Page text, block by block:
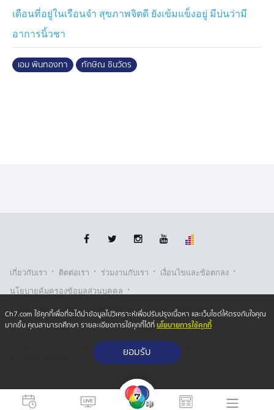
ขณะเดียวกันทนายได้มีการแจ้งขั้นตอนหลังได้รับ
พระราชทานอภัยโทษหรือไม่ นางสาวพินทองทากล่าวว่า
คาดว่าจะต้องรอเรื่องอย่างเป็นทางการก่อน
นางสาวพินทองทายังกล่าวด้วยว่าภายในครอบครัวได้มีการ
เดือนที่อยู่ในเรือนจำ สุขภาพจิตดี ยังเข้มแข็งอยู่ มีบ่นว่ามี
อาการนิ้วชา
เอม พินทองทา ทักษิณ ชินวัตร
เกี่ยวกับเรา · ติตต่อเรา · ร่วมงานกับเรา · เงื่อนไขและข้อตกลง ·
นโยบายคุ้มครองข้อมูลส่วนบุคคล ·
นโยบายคุ้มครองข้อมูลส่วนบุคคล (ออนไลน์) · นโยบายคุกกี้ ·
รับเรื่องร้องเรียน
Copyright © 2026 Bangkok Broadcasting & T.V. Co.,Ltd.
Ch7.com ใช้คุกกี้เพื่อที่จะได้นำข้อมูลไปวิเคราะห์เพื่อปรับปรุงเนื้อหา และเว็บไซต์ให้ตรงกับใจคุณ
มากขึ้น คุณสามารถศึกษา รายละเอียดการใช้คุกกี้ได้ที่นโยบายการใช้คุกกี้
ยอมรับ